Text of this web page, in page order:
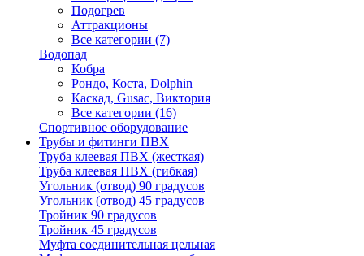
Подогрев
Аттракционы
Все категории (7)
Водопад
Кобра
Рондо, Коста, Dolphin
Каскад, Gusac, Виктория
Все категории (16)
Спортивное оборудование
Трубы и фитинги ПВХ
Труба клеевая ПВХ (жесткая)
Труба клеевая ПВХ (гибкая)
Угольник (отвод) 90 градусов
Угольник (отвод) 45 градусов
Тройник 90 градусов
Тройник 45 градусов
Муфта соединительная цельная